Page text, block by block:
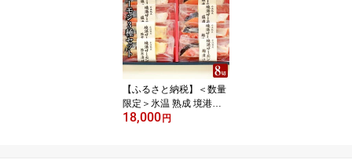
カニ甲羅盛り 紅ズワイガ
ニ 蟹 かに カニ 海鮮 魚介
魚介類 カニ味噌 甲羅付
き 酒の肴
【ふるさと納税】＜数量
限定＞氷温 熟成 境港サ
ーモン3種セット(8切) |
18,000 円